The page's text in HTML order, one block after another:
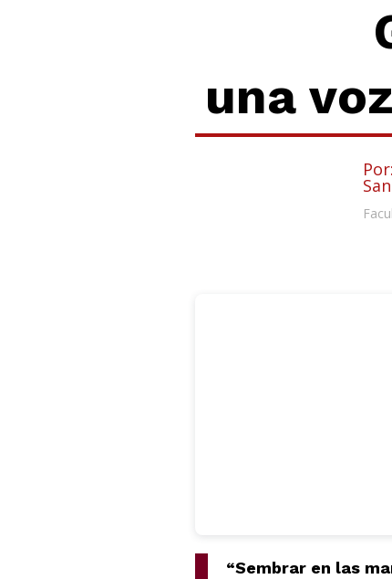
una
“Sembrar en las